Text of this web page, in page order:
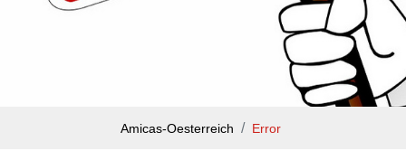
Amicas-Oesterreich Error